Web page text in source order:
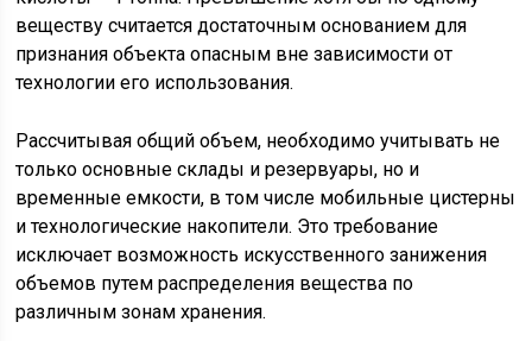
веществу считается достаточным основанием для
признания объекта опасным вне зависимости от
технологии его использования.
Рассчитывая общий объем, необходимо учитывать не
только основные склады и резервуары, но и
временные емкости, в том числе мобильные цистерны
и технологические накопители. Это требование
исключает возможность искусственного занижения
объемов путем распределения вещества по
различным зонам хранения.